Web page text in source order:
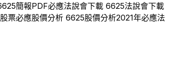
簡報PDF必應法說會下載 6625法說會下載
股票必應股價分析 6625股價分析2021年必應法